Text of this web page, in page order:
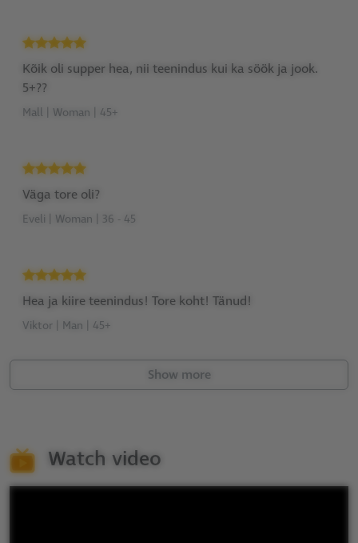
Kõik oli supper hea, nii teenindus kui ka söök ja jook.
5+??
Mall | Woman | 45+
Väga tore oli?
Eveli | Woman | 36 - 45
Hea ja kiire teenindus! Tore koht! Tänud!
Viktor | Man | 45+
Show more
Watch video